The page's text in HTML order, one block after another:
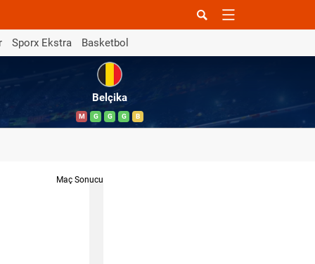
Sporx Ekstra Basketbol
Belçika
M G G G B
Maç Sonucu